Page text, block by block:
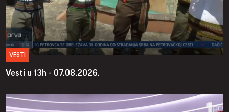
VESTI
Vesti u 13h - 07.08.2026.